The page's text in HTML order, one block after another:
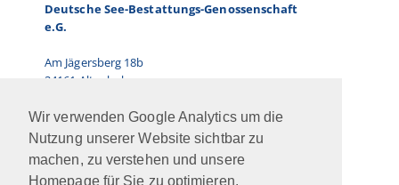
Wir verwenden Google Analytics um die
Nutzung unserer Website sichtbar zu
machen, zu verstehen und unsere
Homepage für Sie zu optimieren.
Deutsche See-Bestattungs-Genossenschaft
e.G.
Am Jägersberg 18b
24161 Altenholz
Telefon: 0431.66 67 87-0
E-Mail: info@dsbg.de
Vorstand: